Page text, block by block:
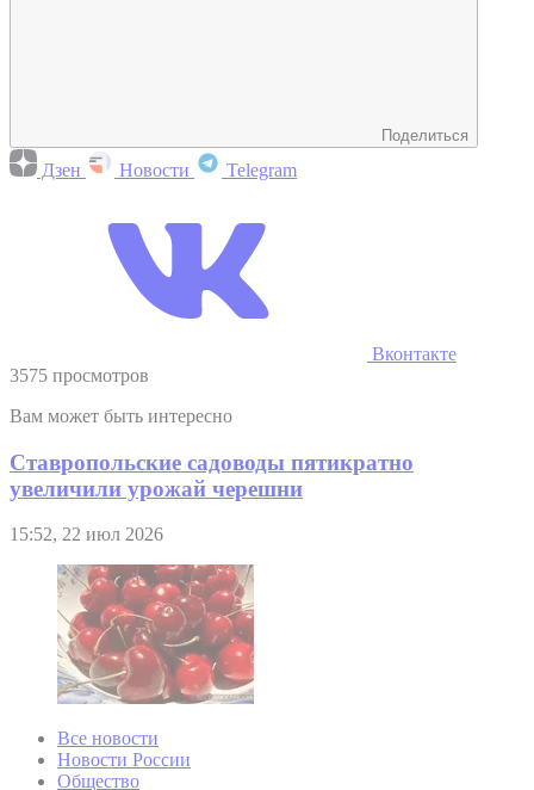
Поделиться
Дзен Новости Telegram
Вконтакте
3575 просмотров
Вам может быть интересно
Ставропольские садоводы пятикратно
увеличили урожай черешни
15:52, 22 июл 2026
Все новости
Новости России
Общество